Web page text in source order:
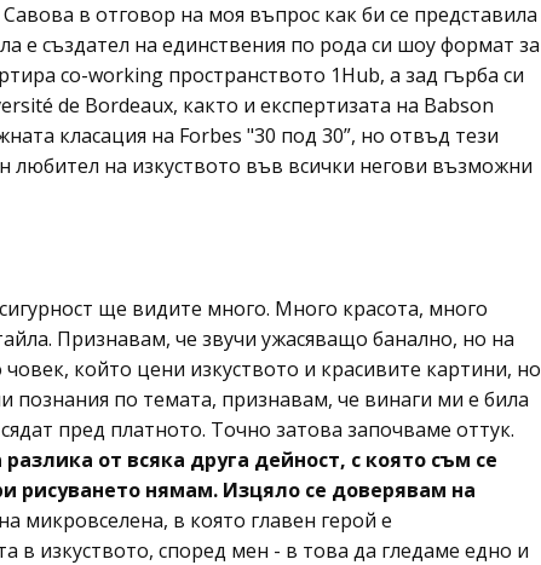
в отговор на моя въпрос как би се представила
е създател на единствения по рода си шоу формат за
co-working пространството 1Hub, а зад гърба си
de Bordeaux, както и експертизата на Babson
класация на Forbes "30 под 30”, но отвъд тези
любител на изкуството във всички негови възможни
ще видите много. Много красота, много
Признавам, че звучи ужасяващо банално, но на
който цени изкуството и красивите картини, но
познания по темата, признавам, че винаги ми е била
пред платното. Точно затова започваме оттук.
от всяка друга дейност, с която съм се
рисуването нямам. Изцяло се доверявам на
микровселена, в която главен герой е
в изкуството, според мен - в това да гледаме едно и